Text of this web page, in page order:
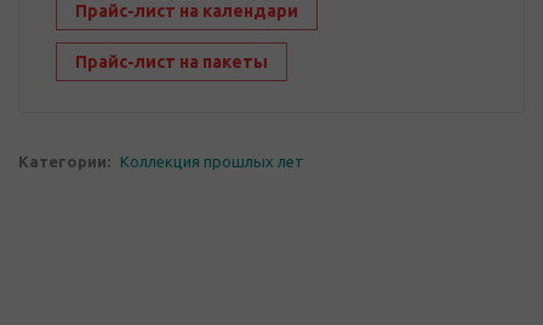
Прайс-лист на календари
Прайс-лист на пакеты
Категории: Коллекция прошлых лет